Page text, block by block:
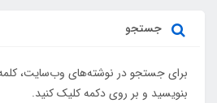
جستجو
برای جستجو در نوشته‌های وب‌سایت،
بنویسید و بر روی دکمه کلیک کنید.